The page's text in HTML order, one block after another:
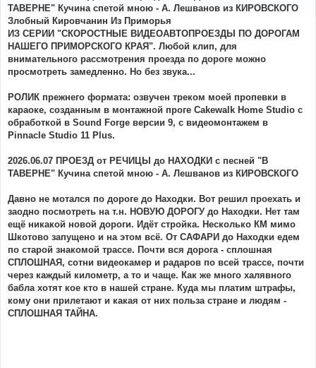
щ
е
н
и
е
ТАВЕРНЕ" Кучина спетой мною - А. Лешванов из КИРОВСКОГО
Злобный Кировчанин Из Приморья
ИЗ СЕРИИ "СКОРОСТНЫЕ ВИДЕОАВТОПРОЕЗДЫ ПО ДОРОГАМ
НАШЕГО ПРИМОРСКОГО КРАЯ". Любой клип, для
внимательного рассмотрения проезда по дороге можно
просмотреть замедленно. Но без звука...
РОЛИК прежнего формата: озвучен треком моей пропевки в
караоке, созданным в монтажной проге Cakewalk Home Studio с
обработкой в Sound Forge версии 9, с видеомонтажем в
Pinnacle Studio 11 Plus.
2026.06.07 ПРОЕЗД от РЕЧИЦЫ до НАХОДКИ с песней "В
ТАВЕРНЕ" Кучина спетой мною - А. Лешванов из КИРОВСКОГО
Давно не мотался по дороге до Находки. Вот решил проехать и
заодно посмотреть на т.н. НОВУЮ ДОРОГУ до Находки. Нет там
ещё никакой новой дороги. Идёт стройка. Несколько КМ мимо
Шкотово запущено и на этом всё. От САФАРИ до Находки едем
по старой знакомой трассе. Почти вся дорога - сплошная
СПЛОШНАЯ, сотни видеокамер и радаров по всей трассе, почти
через каждый километр, а то и чаще. Как же много халявного
бабла хотят кое кто в нашей стране. Куда мы платим штрафы,
кому они прилетают и какая от них польза стране и людям -
СПЛОШНАЯ ТАЙНА.